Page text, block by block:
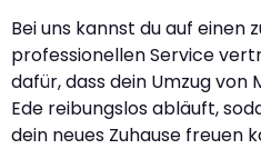
Bei uns kannst du auf einen
professionellen Service
dafür, dass dein Umzug
Ede reibungslos abläuft,
dein neues Zuhause freuen